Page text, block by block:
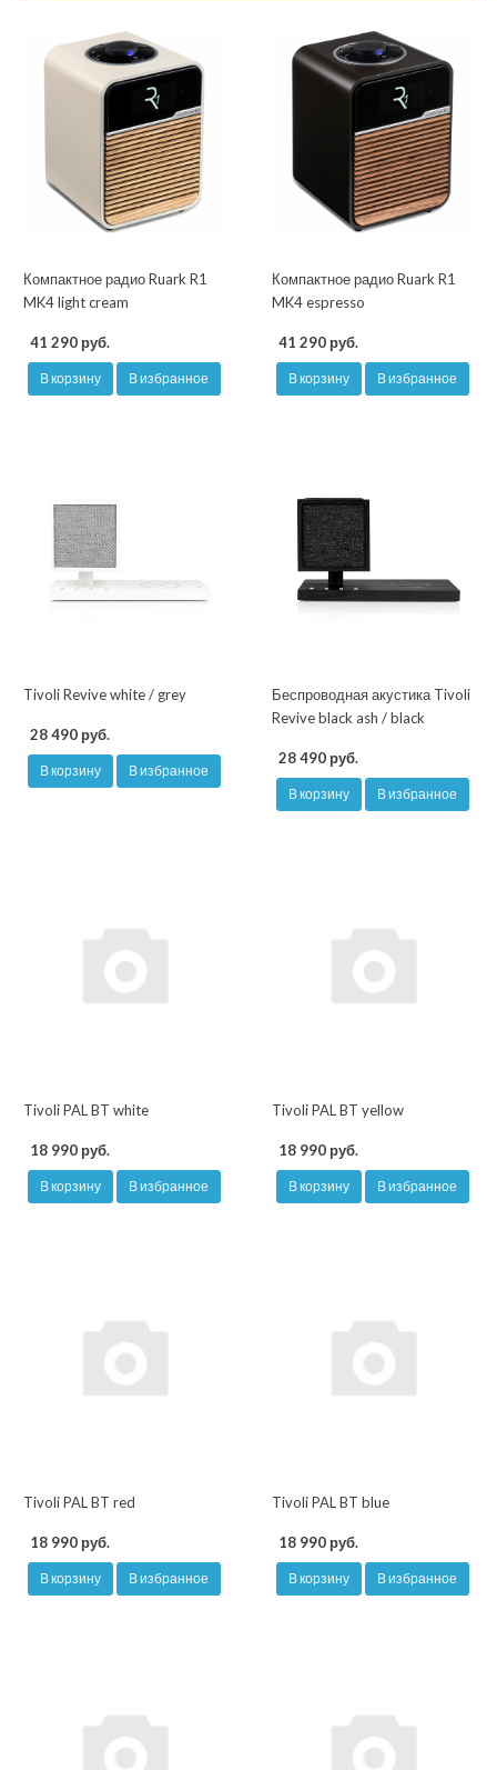
Компактное радио Ruark R1
MK4 light cream
41 290 руб.
В корзину В избранное
Компактное радио Ruark R1
MK4 espresso
41 290 руб.
В корзину В избранное
Tivoli Revive white / grey
28 490 руб.
В корзину В избранное
Беспроводная акустика Tivoli
Revive black ash / black
28 490 руб.
В корзину В избранное
Tivoli PAL BT white
18 990 руб.
В корзину В избранное
Tivoli PAL BT yellow
18 990 руб.
В корзину В избранное
Tivoli PAL BT red
18 990 руб.
В корзину В избранное
Tivoli PAL BT blue
18 990 руб.
В корзину В избранное